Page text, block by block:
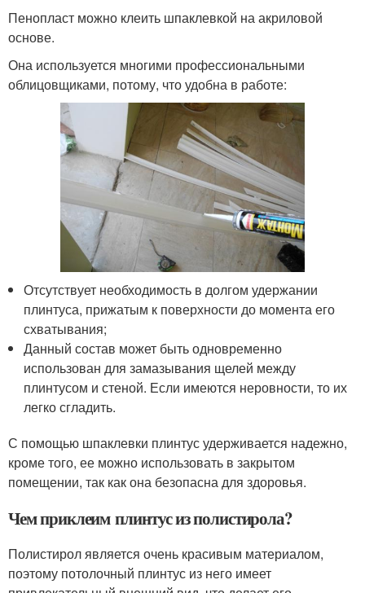
Пенопласт можно клеить шпаклевкой на акриловой
основе.
Она используется многими профессиональными
облицовщиками, потому, что удобна в работе:
Отсутствует необходимость в долгом удержании
плинтуса, прижатым к поверхности до момента его
схватывания;
Данный состав может быть одновременно
использован для замазывания щелей между
плинтусом и стеной. Если имеются неровности, то их
легко сгладить.
С помощью шпаклевки плинтус удерживается надежно,
кроме того, ее можно использовать в закрытом
помещении, так как она безопасна для здоровья.
Чем приклеим плинтус из полистирола?
Полистирол является очень красивым материалом,
поэтому потолочный плинтус из него имеет